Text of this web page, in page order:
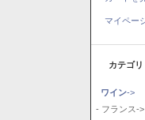
マイペー
カテゴリ
ワイン->
- フランス->